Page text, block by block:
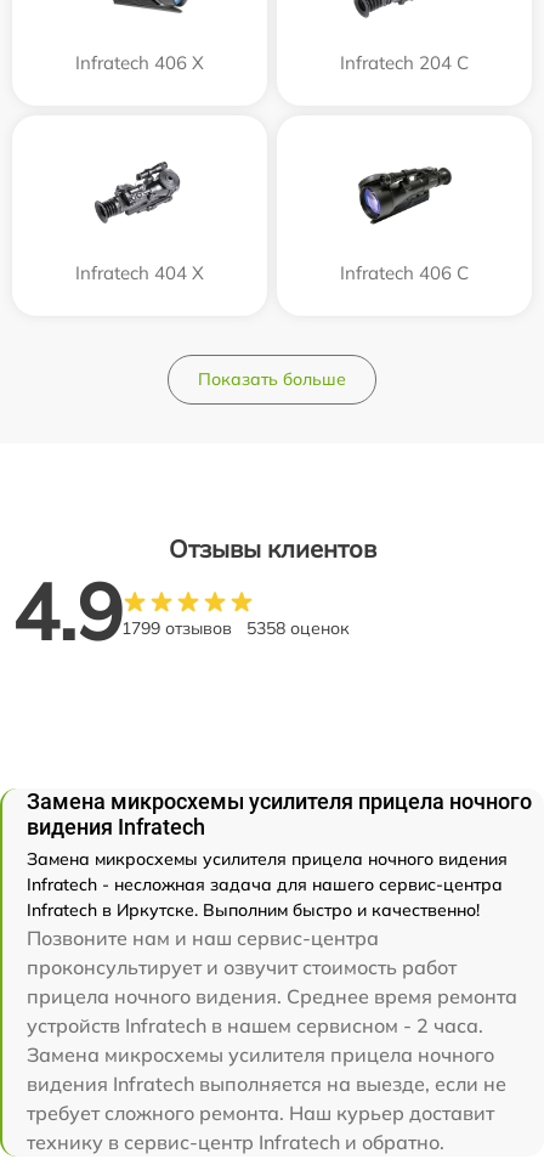
Infratech 406 Х Infratech 204 С
Infratech 404 Х Infratech 406 С
Показать больше
Отзывы клиентов
4.91799 отзывов 5358 оценок
Замена микросхемы усилителя прицела ночного
видения Infratech
Замена микросхемы усилителя прицела ночного видения
Infratech - несложная задача для нашего сервис-центра
Infratech в Иркутске. Выполним быстро и качественно!
Позвоните нам и наш сервис-центра
проконсультирует и озвучит стоимость работ
прицела ночного видения. Среднее время ремонта
устройств Infratech в нашем сервисном - 2 часа.
Замена микросхемы усилителя прицела ночного
видения Infratech выполняется на выезде, если не
требует сложного ремонта. Наш курьер доставит
технику в сервис-центр Infratech и обратно.